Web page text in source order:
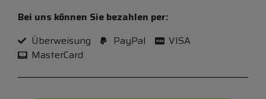
Bei uns können Sie bezahlen per:
Überweisung
PayPal
VISA
MasterCard